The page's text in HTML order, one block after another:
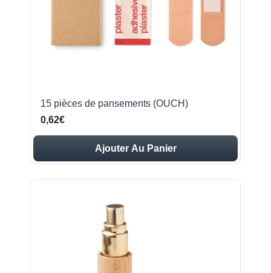
15 pièces de pansements (OUCH)
0,62€
Ajouter Au Panier